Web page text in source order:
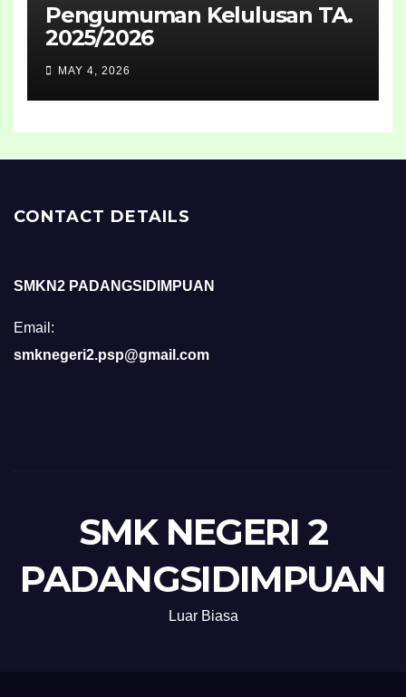
Pengumuman Kelulusan TA.
2025/2026
MAY 4, 2026
CONTACT DETAILS
SMKN2 PADANGSIDIMPUAN
Email:
smknegeri2.psp@gmail.com
SMK NEGERI 2
PADANGSIDIMPUAN
Luar Biasa